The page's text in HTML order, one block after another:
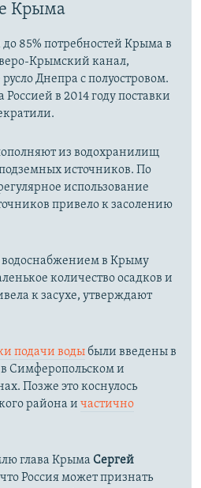
Крыма
85% потребностей Крыма в
Крымский канал,
Днепра с полуостровом.
в 2014 году поставки
из водохранилищ
источников. По
использование
привело к засолению
водоснабжением в Крыму
количество осадков и
к засухе, утверждают
подачи водыбыли введены в
Симферопольском и
Позже это коснулось
района и частично
глава Крыма Сергей
Россия может признать